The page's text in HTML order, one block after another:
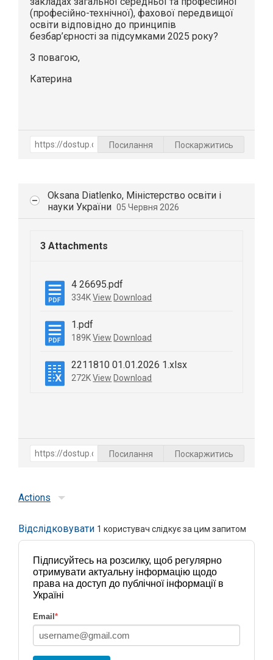
(професійно-технічної), фахової передвищої
освіти відповідно до принципів
безбар’єрності за підсумками 2025 року?
З повагою,
Катерина
Посилання Поскаржитись
Oksana Diatlenko, Міністерство освіти і
науки України 05 Червня 2026
3 Attachments
4 26695.pdf
334KView Download
1.pdf
189KView Download
2211810 01.01.2026 1.xlsx
272KView Download
Посилання Поскаржитись
Actions
Відслідковувати 1 користувач слідкує за цим запитом
Підписуйтесь на розсилку, щоб регулярно
отримувати актуальну інформацію щодо
права на доступ до публічної інформації в
Україні
Email *